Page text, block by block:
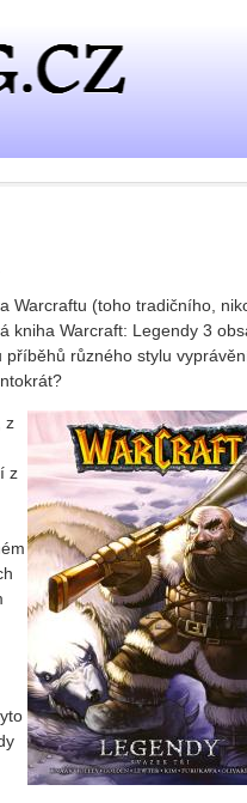
Warcraftu (toho tradičního,
kniha Warcraft: Legendy 3
různého stylu
z
z